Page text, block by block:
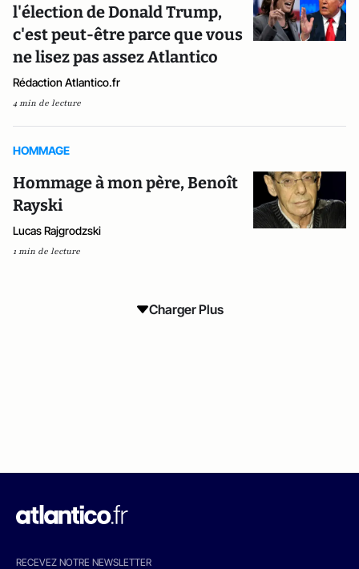
l'élection de Donald Trump,
c'est peut-être parce que vous
ne lisez pas assez Atlantico
Rédaction Atlantico.fr
4 min de lecture
HOMMAGE
Hommage à mon père, Benoît
Rayski
Lucas Rajgrodzski
1 min de lecture
Charger Plus
RECEVEZ NOTRE NEWSLETTER